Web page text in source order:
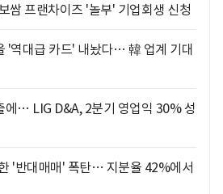
쌈 프랜차이즈 '놀부' 기업회생 신청
'역대급 카드' 내놨다… 韓 업계 기대
… LIG D&A, 2분기 영업익 30% 성
'반대매매' 폭탄… 지분율 42%에서